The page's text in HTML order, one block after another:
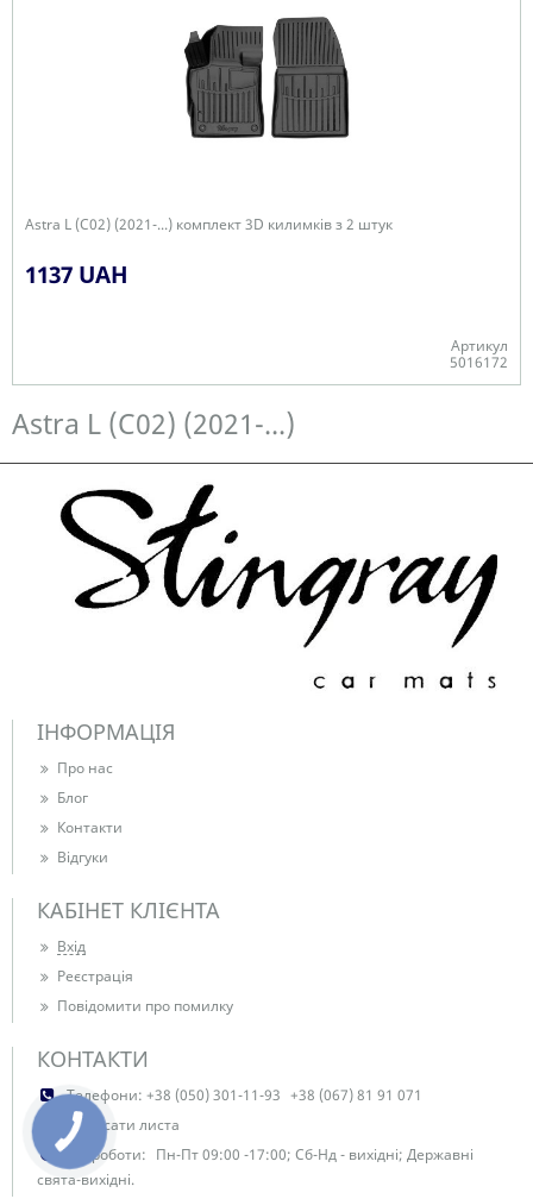
Astra L (C02) (2021-...) комплект 3D килимків з 2 штук
1137 UAH
Артикул
5016172
Astra L (C02) (2021-...)
ІНФОРМАЦІЯ
Про нас
Блог
Контакти
Відгуки
КАБІНЕТ КЛІЄНТА
Вхід
Реєстрація
Повідомити про помилку
КОНТАКТИ
Телефони: +38 (050) 301-11-93 +38 (067) 81 91 071
Написати листа
Час роботи: Пн-Пт 09:00 -17:00; Сб-Нд - вихідні; Державні
свята-вихідні.
КНОПКА
ЗВ'ЯЗКУ